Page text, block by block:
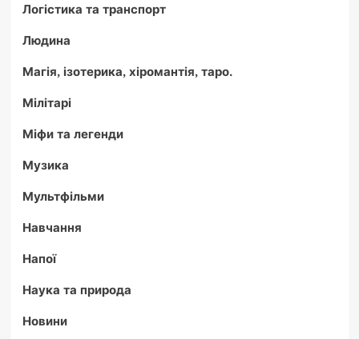
Логістика та транспорт
Людина
Магія, ізотерика, хіромантія, таро.
Мілітарі
Міфи та легенди
Музика
Мультфільми
Навчання
Напої
Наука та природа
Новини